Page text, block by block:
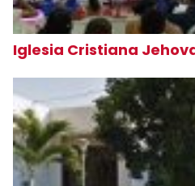
Iglesia Cristiana